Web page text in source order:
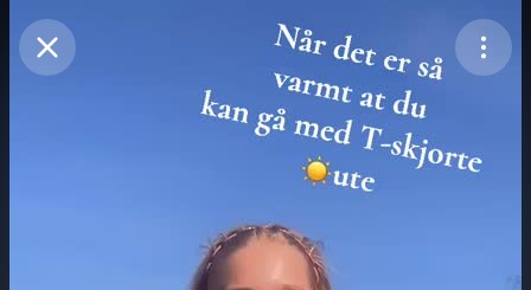
Purchase Coins